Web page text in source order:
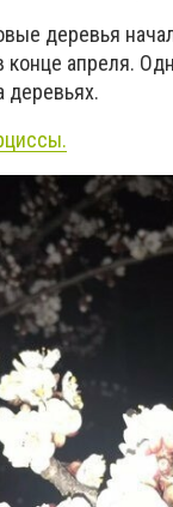
деревья
конце апреля.
деревьях.